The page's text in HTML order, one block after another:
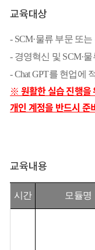
교육대상
- SCM·물류 부문 또
- 경영혁신 및 SCM·
- Chat GPT를 현업에
※ 원활한 실습 진행을
개인 계정을 반드시 준
교육내용
시간 모듈명